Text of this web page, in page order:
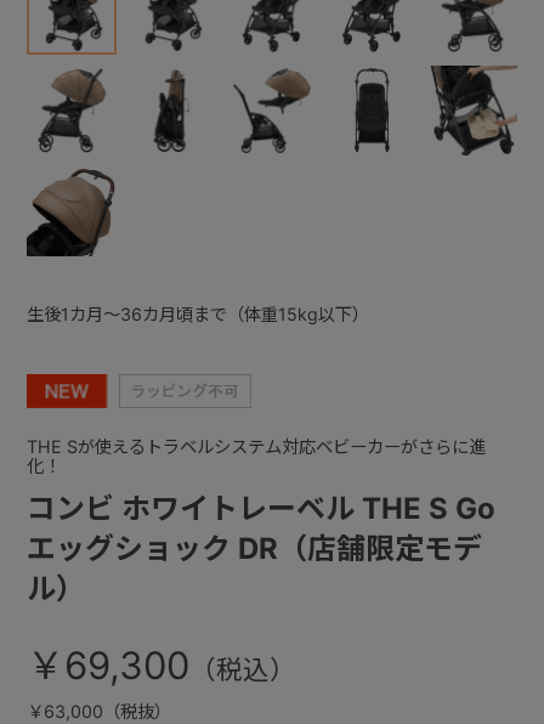
コンビ ホワイトレーベル THE S Go
エッグショック DR（店舗限定モデ
ル）
THE Sが使えるトラベルシステム対応ベビーカーがさらに進
化！
￥69,300
￥63,000（税抜）
生後1カ月～36カ月頃まで（体重15kg以下）